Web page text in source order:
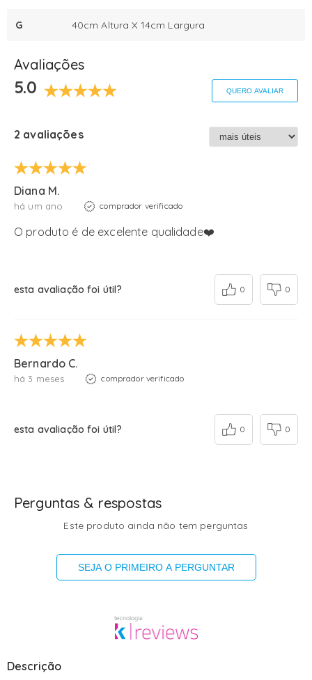
G 40cm Altura X 14cm Largura
Avaliações
5.0 QUERO AVALIAR
2 avaliações
Diana M.
há um ano comprador verificado
O produto é de excelente qualidade❤️
esta avaliação foi útil? 0 0
Bernardo C.
há 3 meses comprador verificado
esta avaliação foi útil? 0 0
Perguntas & respostas
Este produto ainda não tem perguntas
SEJA O PRIMEIRO A PERGUNTAR
Descrição